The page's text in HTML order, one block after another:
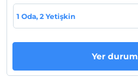
Otel koşulları
Check/in
En erken saat 14:00 ve
Check/out
1 Oda, 2 Yetişkin
Yer